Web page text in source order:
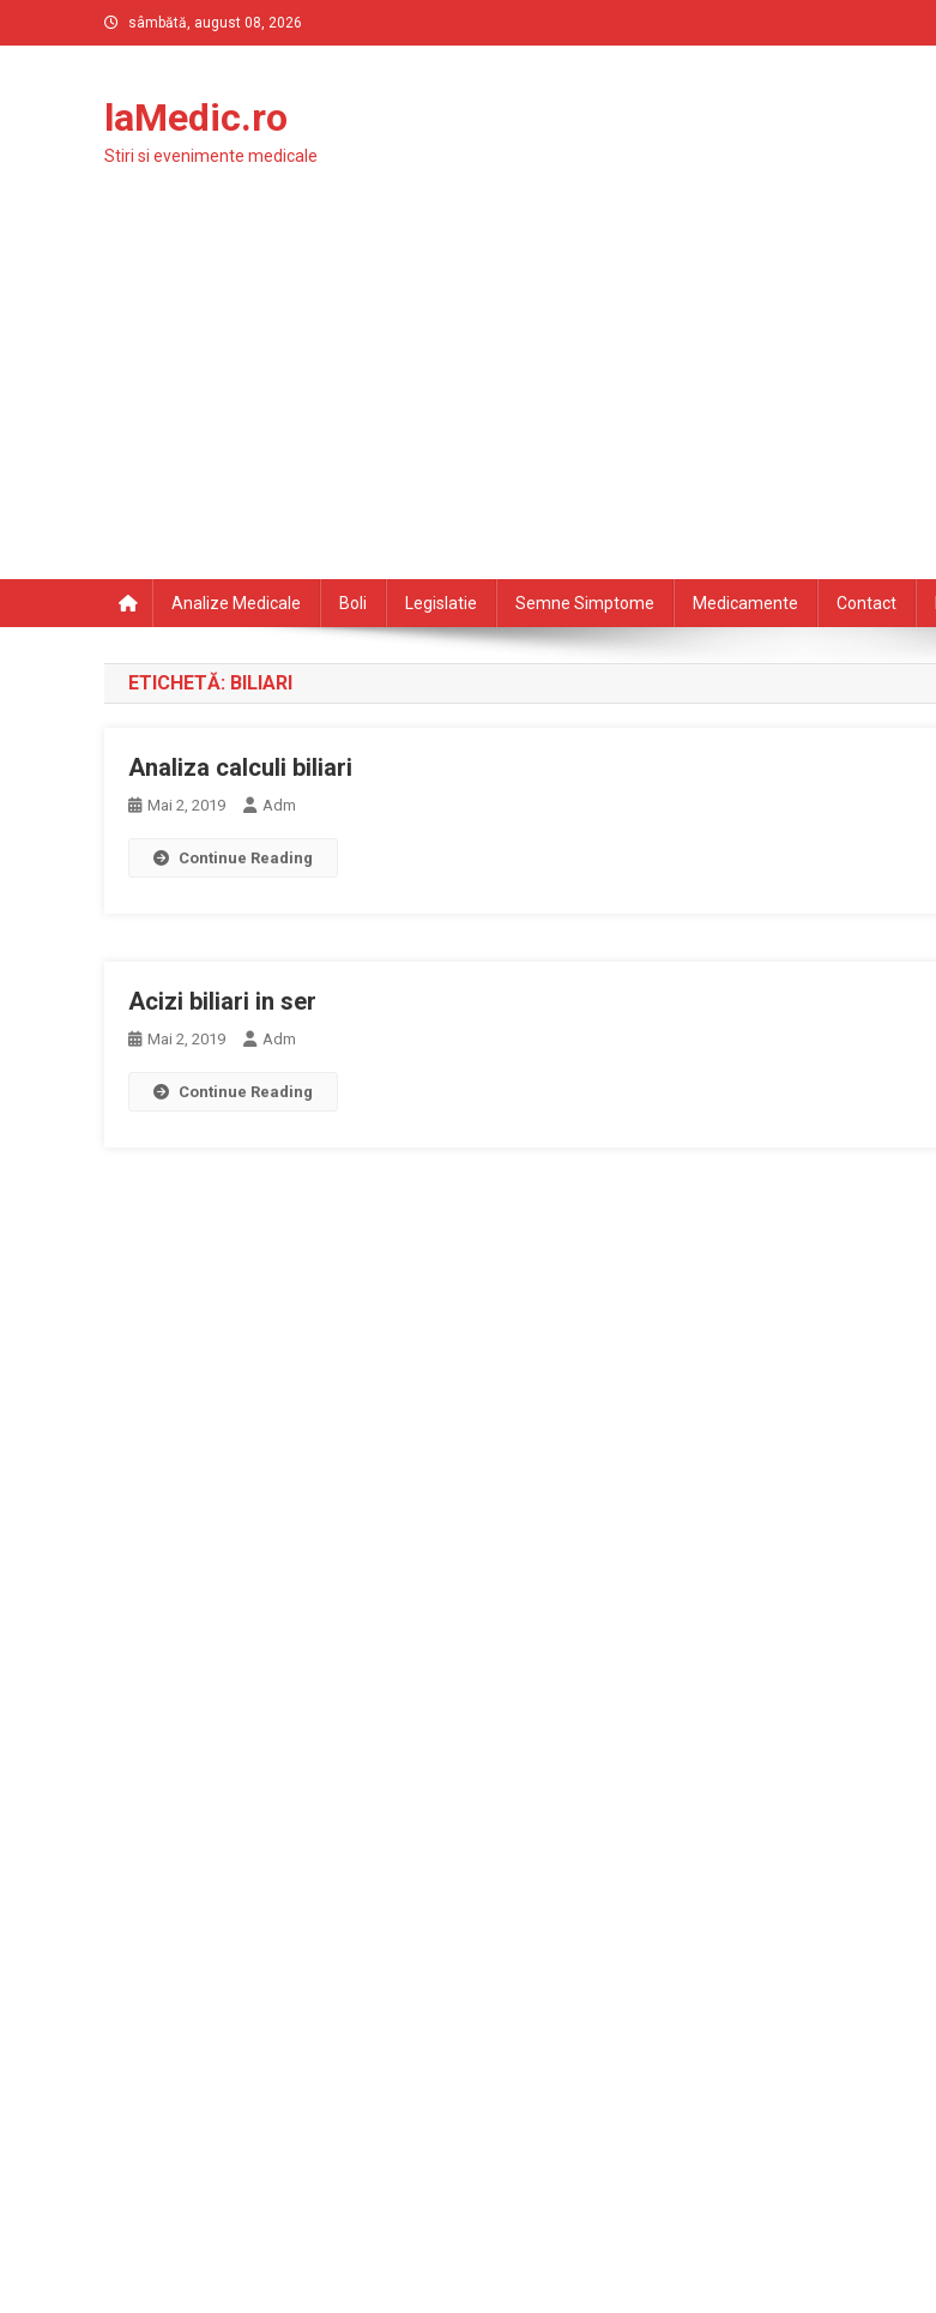
to
sâmbătă, august 08, 2026
laMedic.ro
Stiri si evenimente medicale
Analize Medicale Boli Legislatie Semne Simptome Medicamente Contact
ETICHETĂ: BILIARI
Analiza calculi biliari
Mai 2, 2019 Adm
Continue Reading
Acizi biliari in ser
Mai 2, 2019 Adm
Continue Reading